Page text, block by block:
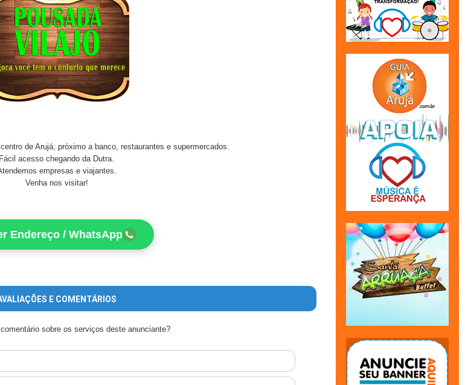
de Arujá, próximo a banco, restaurantes e supermercados.
Fácil acesso chegando da Dutra.
empresas e viajantes.
Venha nos visitar!
Endereço / WhatsApp
E COMENTÁRIOS
sobre os serviços deste anunciante?